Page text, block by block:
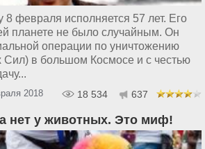
февраля исполняется 57 лет. Его
планете не было случайным. Он
операции по уничтожению
Сил) в большом Космосе и с честью
2018 18 534 637
нет у животных. Это миф!